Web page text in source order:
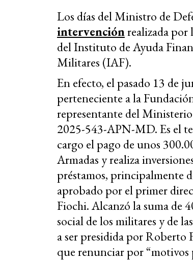
Los días del Ministro de
intervenciónrealizada por
del Instituto de Ayuda
Militares (IAF).
En efecto, el pasado 13 de
perteneciente a la
representante del
2025-543-APN-MD. Es el
cargo el pago de unos
Armadas y realiza
préstamos, principalmente
aprobado por el primer
Fiochi. Alcanzó la suma de
social de los militares y de
a ser presidida por Roberto
que renunciar por “motivos